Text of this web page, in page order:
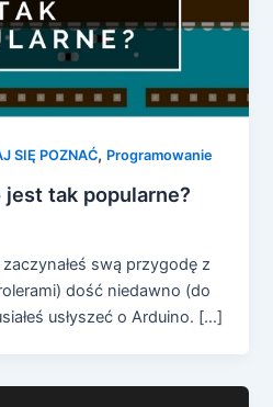
SIĘ POZNAĆ, Programowanie
tak popularne?
swą przygodę z
dość niedawno (do
usłyszeć o Arduino. […]